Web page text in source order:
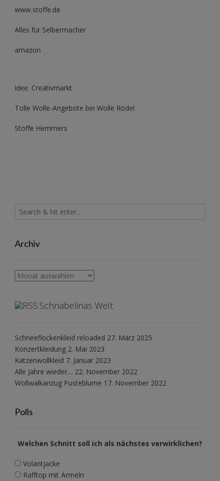
www.stoffe.de
Alles für Selbermacher
amazon
idee. Creativmarkt
Tolle Wolle-Angebote bei Wolle Rödel
Stoffe Hemmers
Archiv
Archiv
Schnabelinas Welt
Schneeflockenkleid reloaded 27. März 2025
Konzertkleidung 2. Mai 2023
Katzenwollkleid 7. Januar 2023
Alle Jahre wieder… 22. November 2022
Wollwalkanzug Pusteblume 17. November 2022
Polls
Welchen Schnitt soll ich als nächstes verwirklichen?
Volantjacke
Rafftop mit Ärmeln